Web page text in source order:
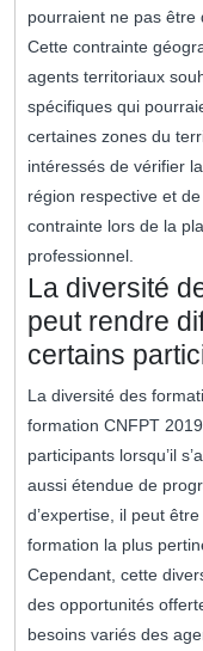
pourraient ne pas être
Cette contrainte
agents territoriaux
spécifiques qui
certaines zones du
intéressés de vérifier
région respective et
contrainte lors de la
professionnel.
La diversité
peut rendre
certains
La diversité des
formation CNFPT
participants lorsqu’il
aussi étendue de
d’expertise, il peut
formation la plus
Cependant, cette
des opportunités
besoins variés des